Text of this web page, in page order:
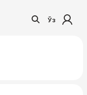
Ўз